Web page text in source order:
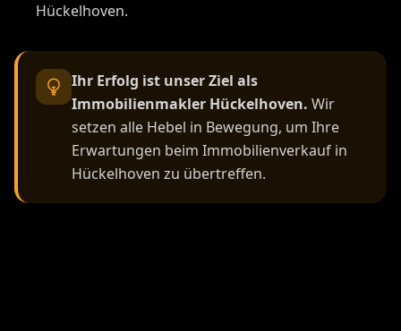
Hückelhoven.
Ihr Erfolg ist unser Ziel als
Immobilienmakler Hückelhoven. Wir
setzen alle Hebel in Bewegung, um Ihre
Erwartungen beim Immobilienverkauf in
Hückelhoven zu übertreffen.